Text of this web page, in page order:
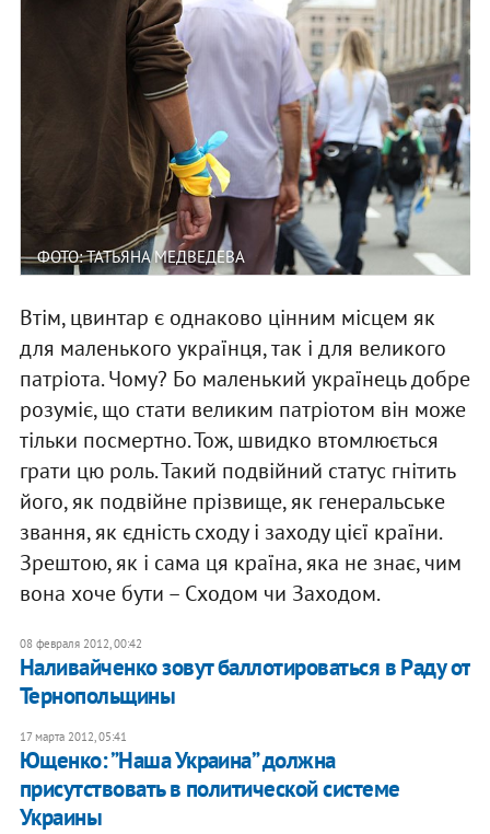
ФОТО: ТАТЬЯНА МЕДВЕДЕВА
Втім, цвинтар є однаково цінним місцем як
для маленького українця, так і для великого
патріота. Чому? Бо маленький українець добре
розуміє, що стати великим патріотом він може
тільки посмертно. Тож, швидко втомлюється
грати цю роль. Такий подвійний статус гнітить
його, як подвійне прізвище, як генеральське
звання, як єдність сходу і заходу цієї країни.
Зрештою, як і сама ця країна, яка не знає, чим
вона хоче бути – Сходом чи Заходом.
08 февраля 2012, 00:42
Наливайченко зовут баллотироваться в Раду от
Тернопольщины
17 марта 2012, 05:41
​Ющенко: ”Наша Украина” должна
присутствовать в политической системе
Украины